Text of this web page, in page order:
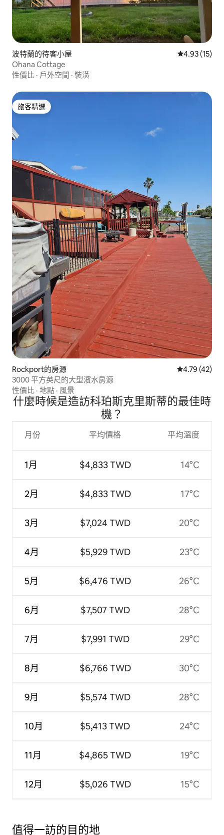
波特蘭的待客小屋 從 15 則評價
4.93 (15)
Ohana Cottage
性價比 · 戶外空間 · 裝潢
旅客精選
旅客精選
Rockport的房源 從 42 則評價
4.79 (42)
3000 平方英尺的大型濱水房源
性價比 · 地點 · 風景
什麼時候是造訪科珀斯克里斯蒂的最佳時
機？
月份
1月
2月
3月
4月
5月
6月
7月
8月
9月
10月
11月
12月
平均價格
$4,833 TWD
$4,833 TWD
$7,024 TWD
$5,929 TWD
$6,476 TWD
$7,507 TWD
$7,991 TWD
$6,766 TWD
$5,574 TWD
$5,413 TWD
$4,865 TWD
$5,026 TWD
平均溫度
14°C
17°C
20°C
23°C
26°C
28°C
29°C
30°C
28°C
24°C
19°C
15°C
值得一訪的目的地